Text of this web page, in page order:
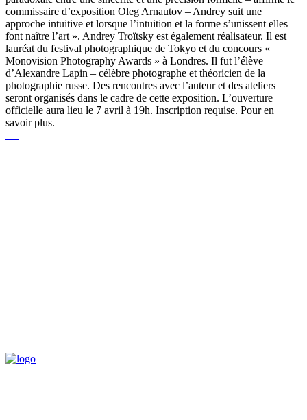
commissaire d’exposition Oleg Arnautov – Andrey suit une
approche intuitive et lorsque l’intuition et la forme s’unissent elles
font naître l’art ». Andrey Troïtsky est également réalisateur. Il est
lauréat du festival photographique de Tokyo et du concours «
Monovision Photography Awards » à Londres. Il fut l’élève
d’Alexandre Lapin – célèbre photographe et théoricien de la
photographie russe. Des rencontres avec l’auteur et des ateliers
seront organisés dans le cadre de cette exposition. L’ouverture
officielle aura lieu le 7 avril à 19h. Inscription requise. Pour en
savoir plus.